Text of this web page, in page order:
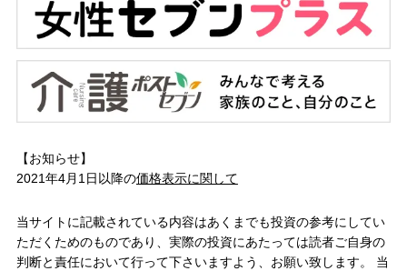
【お知らせ】
2021年4月1日以降の価格表示に関して
当サイトに記載されている内容はあくまでも投資の参考にしてい
ただくためのものであり、実際の投資にあたっては読者ご自身の
判断と責任において行って下さいますよう、お願い致します。 当